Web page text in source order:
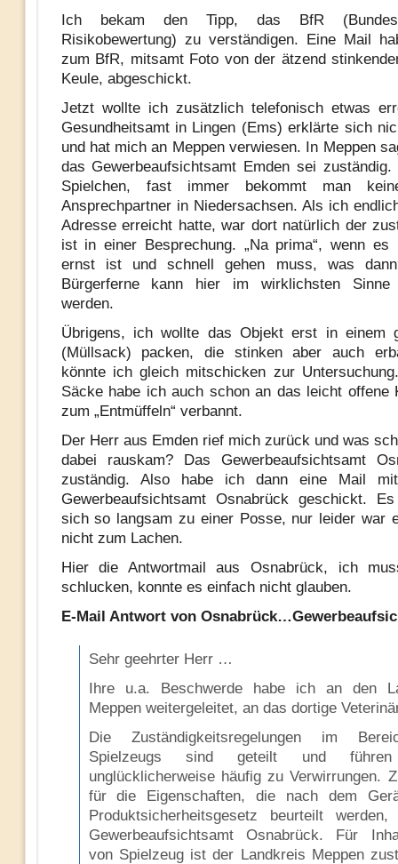
Ich bekam den Tipp, das BfR
Risikobewertung) zu verständigen. Eine Mail
zum BfR, mitsamt Foto von der ätzend
Keule, abgeschickt.
Jetzt wollte ich zusätzlich telefonisch etwas
Gesundheitsamt in Lingen (Ems) erklärte sich
und hat mich an Meppen verwiesen. In Meppen
das Gewerbeaufsichtsamt Emden sei
Spielchen, fast immer bekommt man
Ansprechpartner in Niedersachsen. Als ich
Adresse erreicht hatte, war dort natürlich der
ist in einer Besprechung. „Na prima“, wenn es
ernst ist und schnell gehen muss, was
Bürgerferne kann hier im wirklichsten Sinne
werden.
Übrigens, ich wollte das Objekt erst in einem
(Müllsack) packen, die stinken aber auch
könnte ich gleich mitschicken zur
Säcke habe ich auch schon an das leicht offene
zum „Entmüffeln“ verbannt.
Der Herr aus Emden rief mich zurück und was
dabei rauskam? Das Gewerbeaufsichtsamt
zuständig. Also habe ich dann eine Mail
Gewerbeaufsichtsamt Osnabrück geschickt.
sich so langsam zu einer Posse, nur leider war
nicht zum Lachen.
Hier die Antwortmail aus Osnabrück, ich
schlucken, konnte es einfach nicht glauben.
E-Mail Antwort von
Sehr geehrter Herr …
Ihre u.a. Beschwerde habe ich an den
Meppen weitergeleitet, an das dortige
Die Zuständigkeitsregelungen im
Spielzeugs sind geteilt und
unglücklicherweise häufig zu Verwirrungen.
für die Eigenschaften, die nach dem
Produktsicherheitsgesetz beurteilt
Gewerbeaufsichtsamt Osnabrück. Für
von Spielzeug ist der Landkreis Meppen